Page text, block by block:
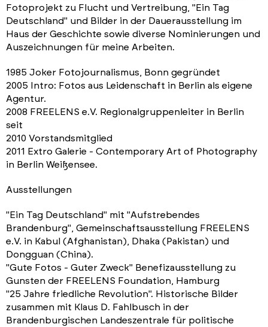
Fotoprojekt zu Flucht und Vertreibung, "Ein Tag
Deutschland" und Bilder in der Dauerausstellung im
Haus der Geschichte sowie diverse Nominierungen und
Auszeichnungen für meine Arbeiten.
1985 Joker Fotojournalismus, Bonn gegründet
2005 Intro: Fotos aus Leidenschaft in Berlin als eigene
Agentur.
2008 FREELENS e.V. Regionalgruppenleiter in Berlin
seit
2010 Vorstandsmitglied
2011 Extro Galerie - Contemporary Art of Photography
in Berlin Weißensee.
Ausstellungen
"Ein Tag Deutschland" mit "Aufstrebendes
Brandenburg", Gemeinschaftsausstellung FREELENS
e.V. in Kabul (Afghanistan), Dhaka (Pakistan) und
Dongguan (China).
"Gute Fotos - Guter Zweck" Benefizausstellung zu
Gunsten der FREELENS Foundation, Hamburg
"25 Jahre friedliche Revolution". Historische Bilder
zusammen mit Klaus D. Fahlbusch in der
Brandenburgischen Landeszentrale für politische